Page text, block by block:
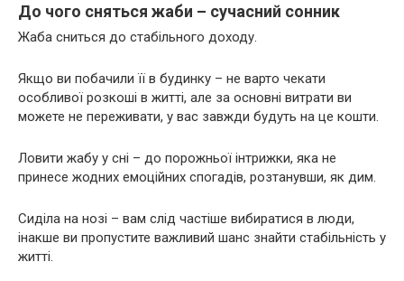
До чого сняться жаби – сучасний сонник
Жаба сниться до стабільного доходу.
Якщо ви побачили її в будинку – не варто чекати
особливої розкоші в житті, але за основні витрати ви
можете не переживати, у вас завжди будуть на це кошти.
Ловити жабу у сні – до порожньої інтрижки, яка не
принесе жодних емоційних спогадів, розтанувши, як дим.
Сиділа на нозі – вам слід частіше вибиратися в люди,
інакше ви пропустите важливий шанс знайти стабільність у
житті.